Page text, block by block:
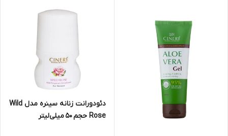
دئودورانت زنانه سینره مدل Wild
Rose حجم 50 میلی‌لیتر